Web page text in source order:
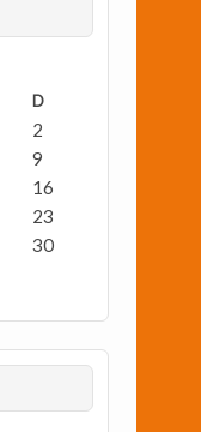
D
2
9
16
23
30